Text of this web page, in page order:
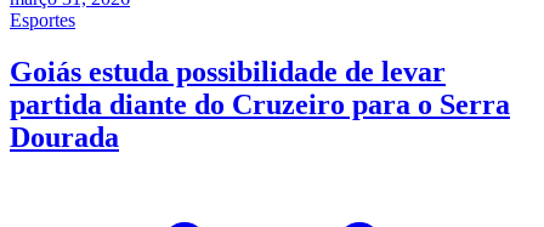
Esportes
Goiás estuda possibilidade de levar
partida diante do Cruzeiro para o Serra
Dourada